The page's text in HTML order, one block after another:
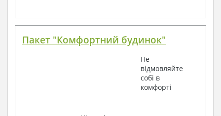
Пакет "Комфортний будинок"
Не
відмовляйте
собі в
комфорті